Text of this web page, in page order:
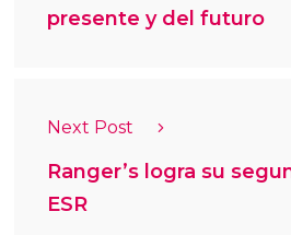
presente y del futuro
Next Post
Ranger’s logra su
ESR